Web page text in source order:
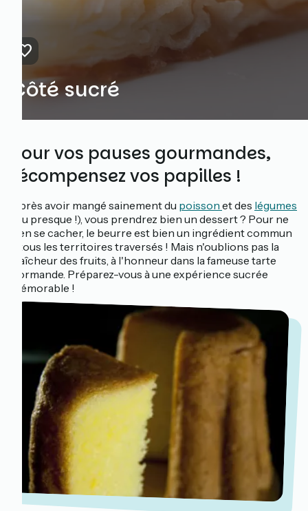
Côté sucré
Pour vos pauses gourmandes,
récompensez vos papilles !
Après avoir mangé sainement du poisson et des légumes
(ou presque !), vous prendrez bien un dessert ? Pour ne
rien se cacher, le beurre est bien un ingrédient commun
à tous les territoires traversés ! Mais n'oublions pas la
fraîcheur des fruits, à l'honneur dans la fameuse tarte
normande. Préparez-vous à une expérience sucrée
mémorable !